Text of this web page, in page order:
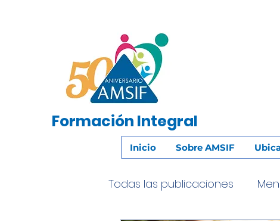
Formación Integral
Inicio Sobre AMSIF
Todas las publicaciones